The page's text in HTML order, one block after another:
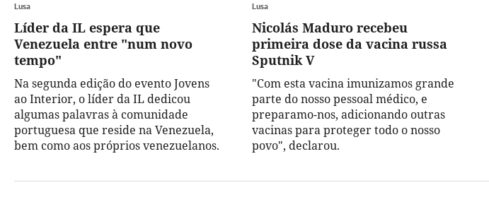
Lusa
Líder da IL espera que
Venezuela entre "num novo
tempo"
Na segunda edição do evento Jovens
ao Interior, o líder da IL dedicou
algumas palavras à comunidade
portuguesa que reside na Venezuela,
bem como aos próprios venezuelanos.
Lusa
Nicolás Maduro recebeu
primeira dose da vacina russa
Sputnik V
"Com esta vacina imunizamos grande
parte do nosso pessoal médico, e
preparamo-nos, adicionando outras
vacinas para proteger todo o nosso
povo", declarou.